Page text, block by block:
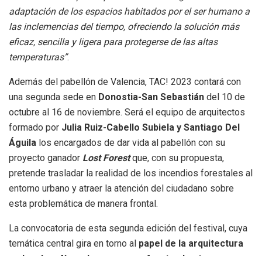
adaptación de los espacios habitados por el ser humano a
las inclemencias del tiempo, ofreciendo la solución más
eficaz, sencilla y ligera para protegerse de las altas
temperaturas”.
Además del pabellón de Valencia, TAC! 2023 contará con
una segunda sede en Donostia-San Sebastián del 10 de
octubre al 16 de noviembre. Será el equipo de arquitectos
formado por Julia Ruiz-Cabello Subiela y Santiago Del
Águila los encargados de dar vida al pabellón con su
proyecto ganador Lost Forestque, con su propuesta,
pretende trasladar la realidad de los incendios forestales al
entorno urbano y atraer la atención del ciudadano sobre
esta problemática de manera frontal.
La convocatoria de esta segunda edición del festival, cuya
temática central gira en torno al papel de la arquitectura